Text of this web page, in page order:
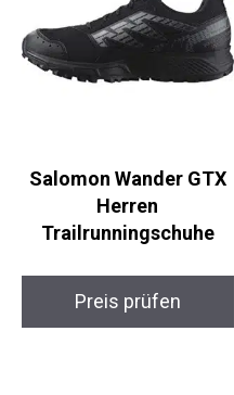
Salomon Wander GTX
Herren
Trailrunningschuhe